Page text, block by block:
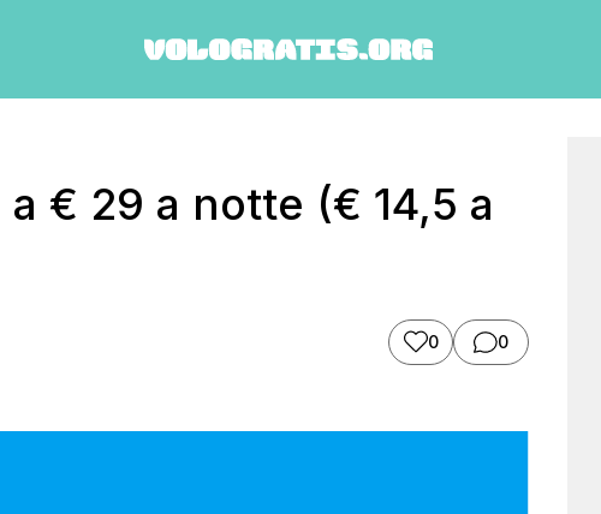
€ 29 a notte (€ 14,5 a
0 0